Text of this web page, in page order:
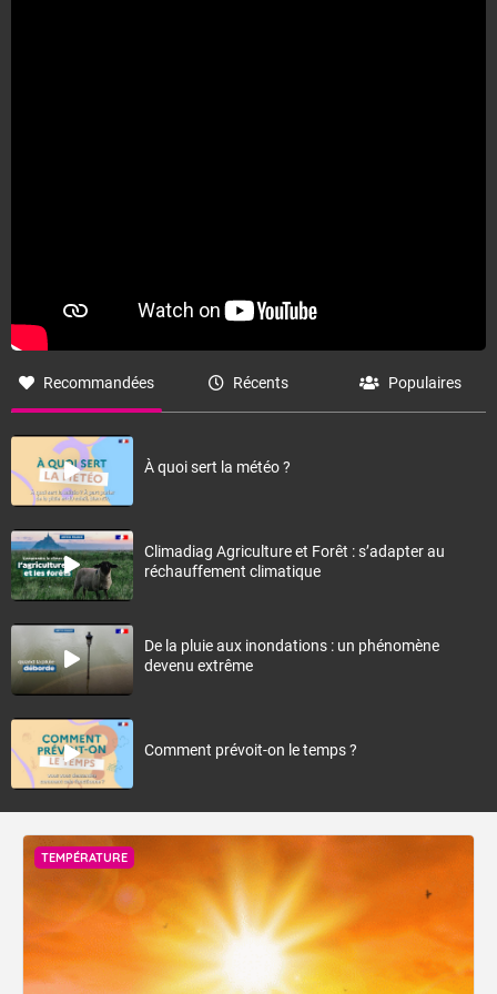
Recommandées Récents Populaires
À quoi sert la météo ?
Climadiag Agriculture et Forêt : s’adapter au
réchauffement climatique
De la pluie aux inondations : un phénomène
devenu extrême
Comment prévoit-on le temps ?
TEMPÉRATURE